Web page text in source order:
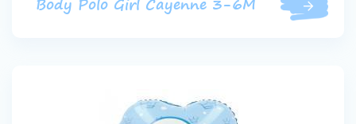
Body Polo Girl Cayenne 3-6M